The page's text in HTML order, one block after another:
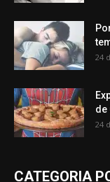
24
de
24
CATEGORIA